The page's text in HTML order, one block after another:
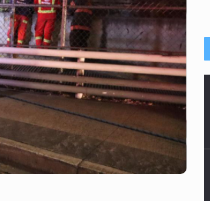
alertas sanitarias por mala calidad del agua